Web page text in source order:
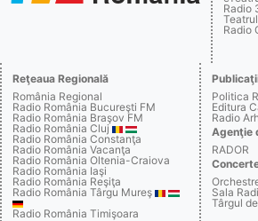
Radio
Radio
Reţeaua Regională
România Regional
Radio România Bucureşti FM
Radio România Braşov FM
Radio România Cluj
Radio România Constanţa
Radio România Vacanţa
Radio România Oltenia-Craiova
Radio România Iaşi
Radio România Reşiţa
Radio România Târgu Mureş
Radio România Timişoara
Politica
Editura
Radio
Agenţie
RADOR
Sala
Târgul